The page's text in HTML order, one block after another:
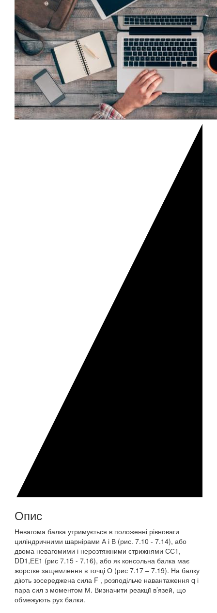
Опис
Невагома балка утримується в положенні рівноваги
циліндричними шарнірами А і В (рис. 7.10 - 7.14), або
двома невагомими і нерозтяжними стрижнями СС1,
DD1,ЕЕ1 (рис 7.15 - 7.16), або як консольна балка має
жорстке защемлення в точці О (рис 7.17 – 7.19). На балку
діють зосереджена сила F , розподільче навантаження q і
пара сил з моментом М. Визначити реакції в’язей, що
обмежують рух балки.